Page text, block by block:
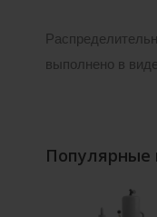
выполнено в
Популярные